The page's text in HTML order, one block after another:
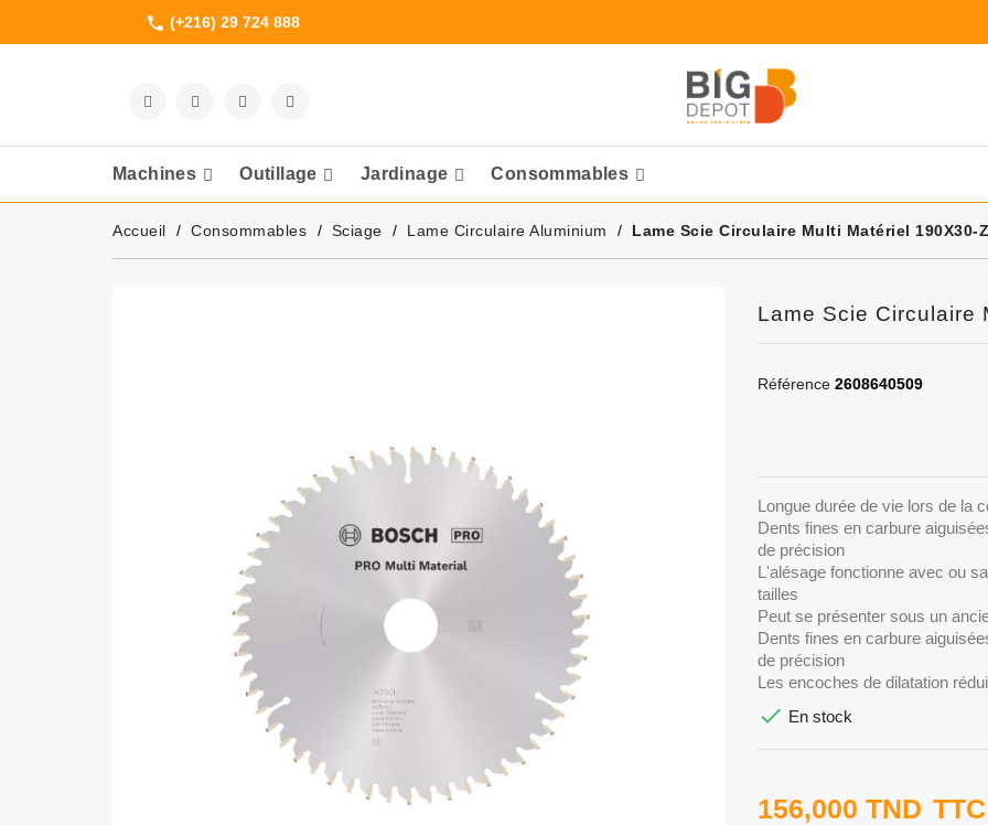
phone (+216) 29 724 888
Machines Outillage Jardinage Consommables
Accueil Consommables Sciage Lame Circulaire Aluminium Lame Scie Circulaire Multi Matériel 190X30-
Lame Scie Circulaire
Référence 2608640509
Longue durée de vie lors de la
Dents fines en carbure
de précision
L'alésage fonctionne avec ou
tailles
Peut se présenter sous un
Dents fines en carbure
de précision
Les encoches de dilatation
 En stock
156,000 TND TTC